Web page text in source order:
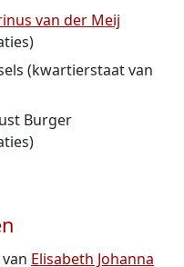
van der Meij
(kwartierstaat van
Burger
Elisabeth Johanna